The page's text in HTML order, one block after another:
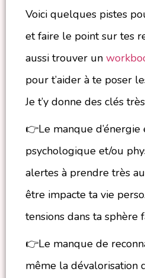
Voici quelques pistes
et faire le point sur tes
aussi trouver un
pour t’aider à te poser
Je t’y donne des clés
👉Le manque
psychologique et/ou
alertes à prendre très
être impacte ta vie
tensions dans ta sphère
👉Le manque de
même la dévalorisation